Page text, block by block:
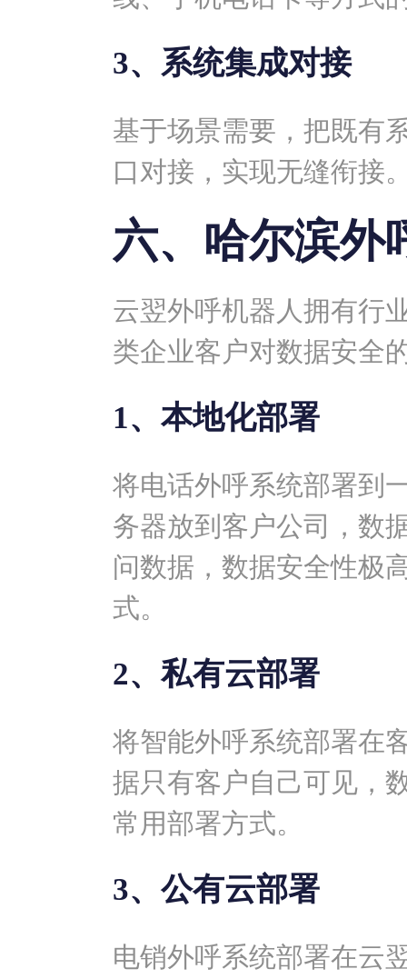
3、系统集成对接
基于场景需要，把既有
口对接，实现无缝衔接
六、哈尔滨外
云翌外呼机器人拥有行
类企业客户对数据安全
1、本地化部署
将电话外呼系统部署到
务器放到客户公司，数
问数据，数据安全性极
式。
2、私有云部署
将智能外呼系统部署在
据只有客户自己可见，
常用部署方式。
3、公有云部署
电销外呼系统部署在云